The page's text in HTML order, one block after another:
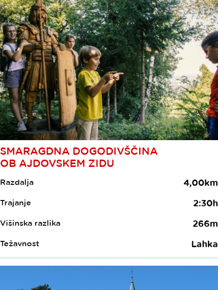
SMARAGDNA DOGODIVŠČINA
OB AJDOVSKEM ZIDU
Razdalja 4,00km
Trajanje 2:30h
Višinska razlika 266m
Težavnost Lahka